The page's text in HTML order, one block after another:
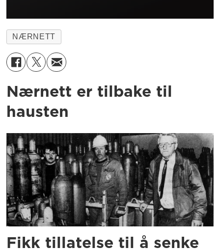
NÆRNETT
Nærnett er tilbake til
hausten
Fikk tillatelse til å senke